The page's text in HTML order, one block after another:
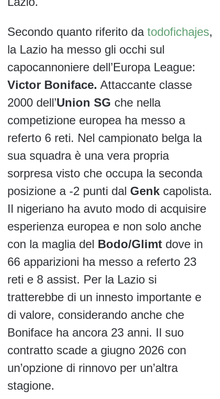
Secondo quanto riferito da todofichajes,
la Lazio ha messo gli occhi sul
capocannoniere dell’Europa League:
Victor Boniface. Attaccante classe
2000 dell’Union SG che nella
competizione europea ha messo a
referto 6 reti. Nel campionato belga la
sua squadra è una vera propria
sorpresa visto che occupa la seconda
posizione a -2 punti dal Genk capolista.
Il nigeriano ha avuto modo di acquisire
esperienza europea e non solo anche
con la maglia del Bodo/Glimt dove in
66 apparizioni ha messo a referto 23
reti e 8 assist. Per la Lazio si
tratterebbe di un innesto importante e
di valore, considerando anche che
Boniface ha ancora 23 anni. Il suo
contratto scade a giugno 2026 con
un’opzione di rinnovo per un’altra
stagione.